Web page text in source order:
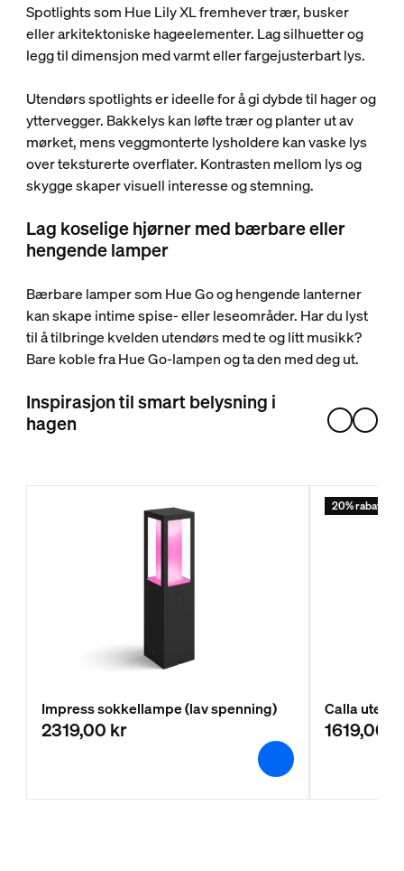
Spotlights som Hue Lily XL fremhever trær, busker
eller arkitektoniske hageelementer. Lag silhuetter og
legg til dimensjon med varmt eller fargejusterbart lys.
Utendørs spotlights er ideelle for å gi dybde til hager og
yttervegger. Bakkelys kan løfte trær og planter ut av
mørket, mens veggmonterte lysholdere kan vaske lys
over teksturerte overflater. Kontrasten mellom lys og
skygge skaper visuell interesse og stemning.
Lag koselige hjørner med bærbare eller
hengende lamper
Bærbare lamper som Hue Go og hengende lanterner
kan skape intime spise- eller leseområder. Har du lyst
til å tilbringe kvelden utendørs med te og litt musikk?
Bare koble fra Hue Go-lampen og ta den med deg ut.
Inspirasjon til smart belysning i
hagen
Impress sokkellampe (lav spenning)
2319,00 kr
20% rabatt
Calla
1619,00